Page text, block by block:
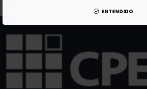
ENTENDIDO
No hay patentes de este autor.